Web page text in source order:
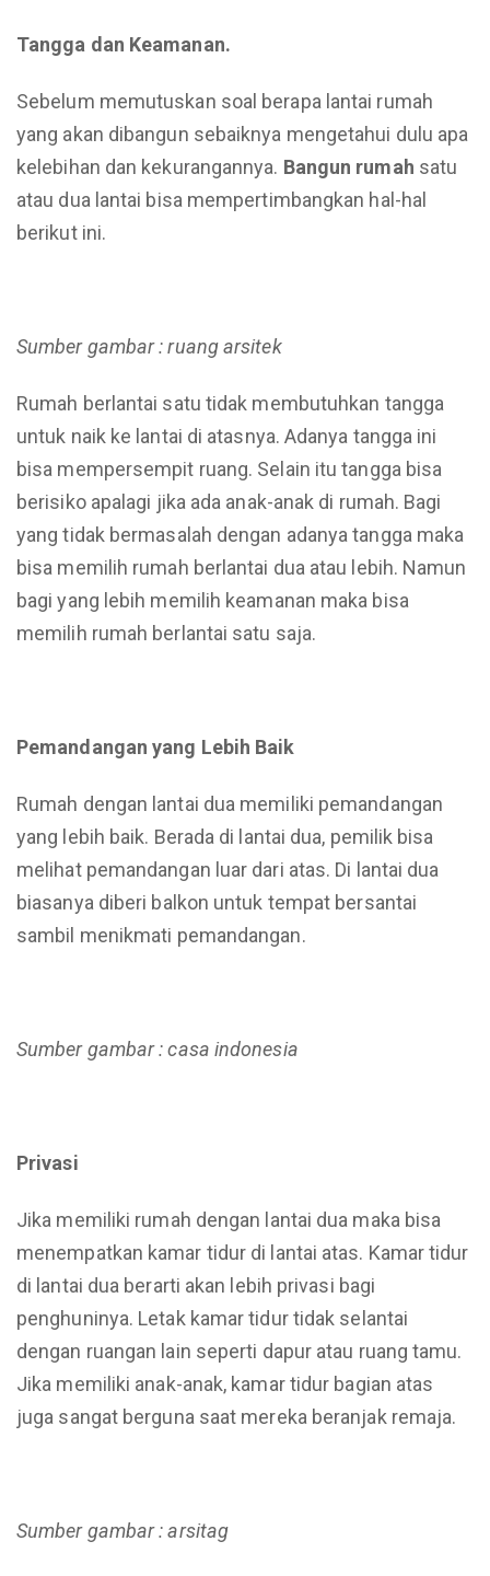
Tangga dan Keamanan.
Sebelum memutuskan soal berapa lantai rumah
yang akan dibangun sebaiknya mengetahui dulu apa
kelebihan dan kekurangannya. Bangun rumah satu
atau dua lantai bisa mempertimbangkan hal-hal
berikut ini.
Sumber gambar : ruang arsitek
Rumah berlantai satu tidak membutuhkan tangga
untuk naik ke lantai di atasnya. Adanya tangga ini
bisa mempersempit ruang. Selain itu tangga bisa
berisiko apalagi jika ada anak-anak di rumah. Bagi
yang tidak bermasalah dengan adanya tangga maka
bisa memilih rumah berlantai dua atau lebih. Namun
bagi yang lebih memilih keamanan maka bisa
memilih rumah berlantai satu saja.
Pemandangan yang Lebih Baik
Rumah dengan lantai dua memiliki pemandangan
yang lebih baik. Berada di lantai dua, pemilik bisa
melihat pemandangan luar dari atas. Di lantai dua
biasanya diberi balkon untuk tempat bersantai
sambil menikmati pemandangan.
Sumber gambar : casa indonesia
Privasi
Jika memiliki rumah dengan lantai dua maka bisa
menempatkan kamar tidur di lantai atas. Kamar tidur
di lantai dua berarti akan lebih privasi bagi
penghuninya. Letak kamar tidur tidak selantai
dengan ruangan lain seperti dapur atau ruang tamu.
Jika memiliki anak-anak, kamar tidur bagian atas
juga sangat berguna saat mereka beranjak remaja.
Sumber gambar : arsitag